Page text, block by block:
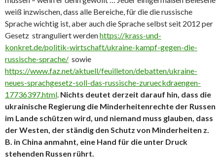
weiß inzwischen, dass alle Bereiche, für die die russische
Sprache wichtig ist, aber auch die Sprache selbst seit 2012 per
Gesetz stranguliert werdenhttps://krass-und-
konkret.de/politik-wirtschaft/ukraine-kampf-gegen-die-
russische-sprache/ sowie
https://www.faz.net/aktuell/feuilleton/debatten/ukraine-
neues-sprachgesetz-soll-das-russische-zurueckdraengen-
17736397.html. Nichts deutet derzeit darauf hin, dass die
ukrainische Regierung die Minderheitenrechte der Russen
im Lande schützen wird, und niemand muss glauben, dass
der Westen, der ständig den Schutz von Minderheiten z.
B. in China anmahnt, eine Hand für die unter Druck
stehenden Russen rührt.